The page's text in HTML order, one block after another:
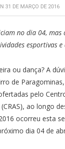
31 DE MARÇO DE 2016
no dia 04, mas
esportivas e
ou dança? A
de
pelo
ao longo
ocorreu esta
dia 04 de